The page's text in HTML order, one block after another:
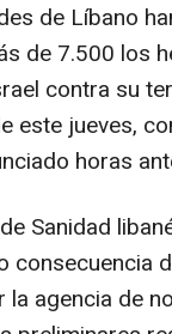
de Líbano
de 7.500 los
contra su
este jueves,
horas
Sanidad
consecuencia
agencia de